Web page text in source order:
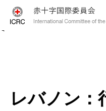
<
レバノン：